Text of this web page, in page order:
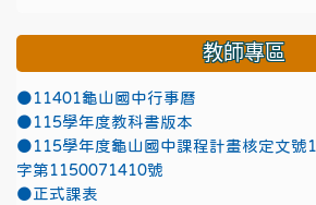
教師專區
●11401龜山國中行事曆
●115學年度教科書版本
●115學年度龜山國中課程計畫核定文號
字第1150071410號
●正式課表